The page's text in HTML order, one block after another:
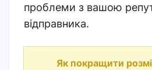
проблеми з вашою
відправника.
Як покращити